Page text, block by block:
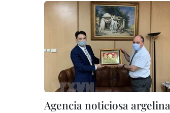
Agencia noticiosa argelina